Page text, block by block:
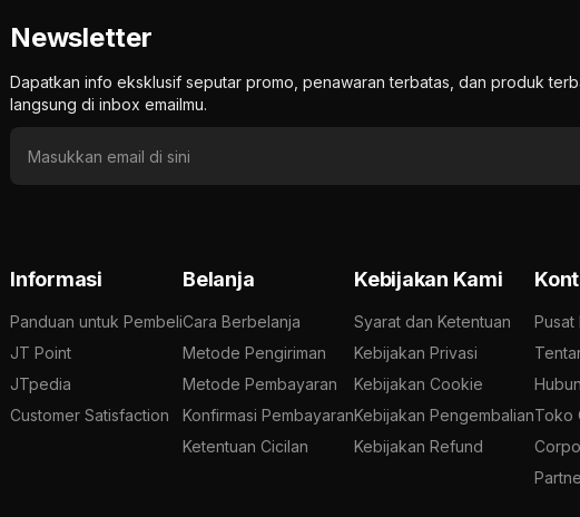
Newsletter
Dapatkan info eksklusif seputar promo, penawaran terbatas, dan produk
langsung di inbox emailmu.
Informasi
Panduan untuk Pembeli
JT Point
JTpedia
Customer Satisfaction
Belanja
Cara Berbelanja
Metode Pengiriman
Metode Pembayaran
Konfirmasi Pembayaran
Ketentuan Cicilan
Kebijakan Kami
Syarat dan Ketentuan
Kebijakan Privasi
Kebijakan Cookie
Kebijakan Pengembalian
Kebijakan Refund
Pusat
Toko